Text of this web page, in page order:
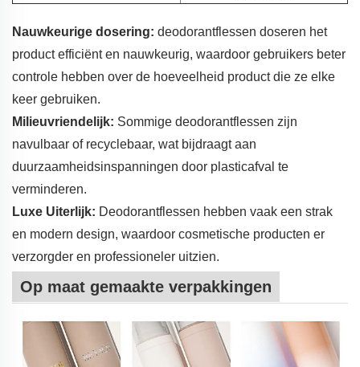
Nauwkeurige dosering: deodorantflessen doseren het
product efficiënt en nauwkeurig, waardoor gebruikers beter
controle hebben over de hoeveelheid product die ze elke
keer gebruiken.
Milieuvriendelijk: Sommige deodorantflessen zijn
navulbaar of recyclebaar, wat bijdraagt aan
duurzaamheidsinspanningen door plasticafval te
verminderen.
Luxe Uiterlijk: Deodorantflessen hebben vaak een strak
en modern design, waardoor cosmetische producten er
verzorgder en professioneler uitzien.
Op maat gemaakte verpakkingen